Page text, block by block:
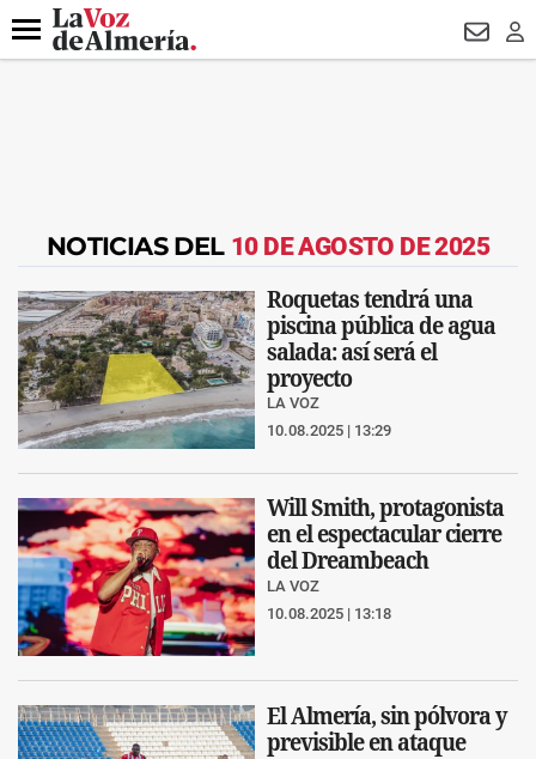
DESTACADO DRON UDA
Menú
NOTICIAS DEL 10 DE AGOSTO DE 2025
Roquetas tendrá una
piscina pública de agua
salada: así será el
proyecto
LA VOZ
10.08.2025 | 13:29
Will Smith, protagonista
en el espectacular cierre
del Dreambeach
LA VOZ
10.08.2025 | 13:18
El Almería, sin pólvora y
previsible en ataque